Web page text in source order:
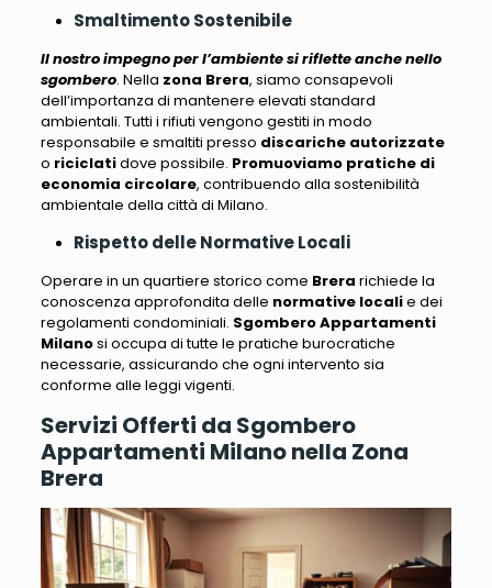
Smaltimento Sostenibile
Il nostro impegno per l’ambiente si riflette anche nello
sgombero. Nella zona Brera, siamo consapevoli
dell’importanza di mantenere elevati standard
ambientali. Tutti i rifiuti vengono gestiti in modo
responsabile e smaltiti presso discariche autorizzate
o riciclatidove possibile. Promuoviamo pratiche di
economia circolare, contribuendo alla sostenibilità
ambientale della città di Milano.
Rispetto delle Normative Locali
Operare in un quartiere storico come Brera richiede la
conoscenza approfondita delle normative localie dei
regolamenti condominiali. Sgombero Appartamenti
Milanosi occupa di tutte le pratiche burocratiche
necessarie, assicurando che ogni intervento sia
conforme alle leggi vigenti.
Servizi Offerti da Sgombero
Appartamenti Milano nella Zona
Brera